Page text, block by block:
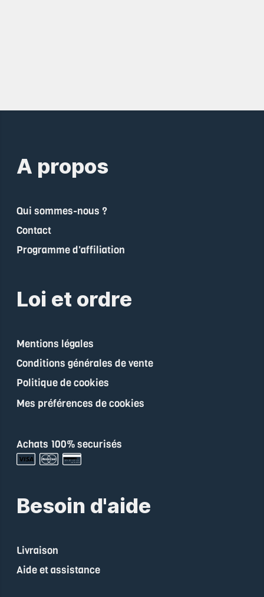
A propos
Qui sommes-nous ?
Contact
Programme d'affiliation
Loi et ordre
Mentions légales
Conditions générales de vente
Politique de cookies
Mes préférences de cookies
Achats 100% securisés
Besoin d'aide
Livraison
Aide et assistance